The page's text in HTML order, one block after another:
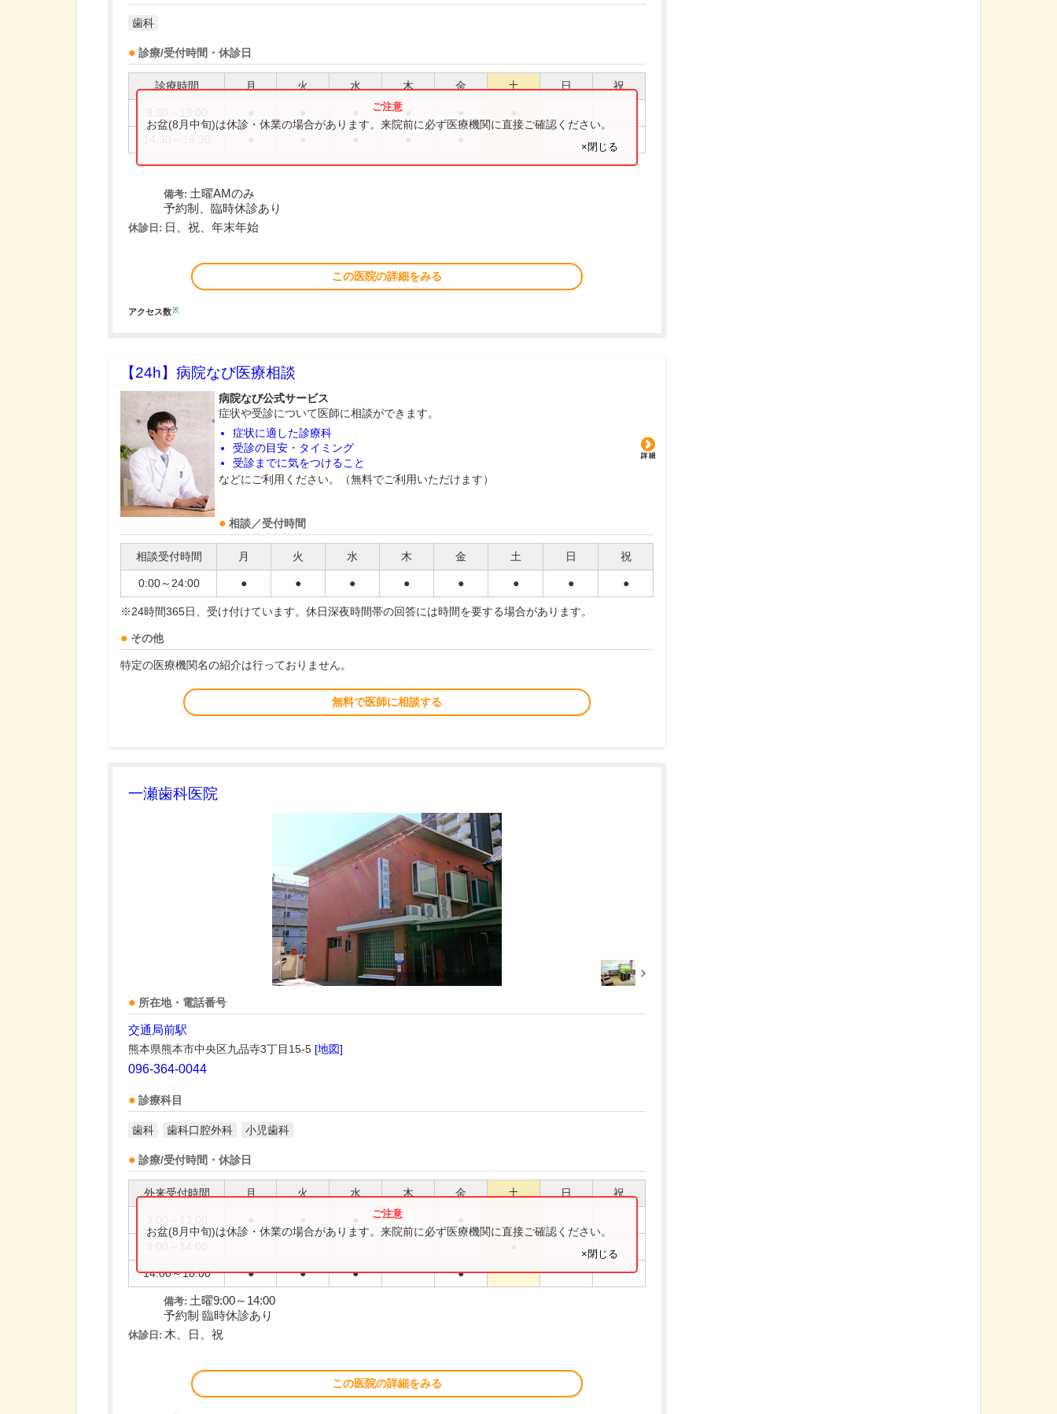
歯科
診療/受付時間・休診日
診療時間 月 火 水 木 金 土 日 祝
お盆(8月中旬)は休診・休業の場合があります。来院前に必ず医療機関に直接ご確認ください。
×閉じる
備考: 土曜AMのみ
予約制、臨時休診あり
休診日: 日、祝、年末年始
この医院の詳細をみる
アクセス数※
【24h】 病院なび医療相談
病院なび公式サービス
症状や受診について医師に相談ができます。
症状に適した診療科
受診の目安・タイミング
受診までに気をつけること
などにご利用ください。（無料でご利用いただけます）
相談／受付時間
相談受付時間 月 火 水 木 金 土 日 祝
0:00～24:00 ● ● ● ● ● ● ● ●
※24時間365日、受け付けています。休日深夜時間帯の回答には時間を要する場合があります。
その他
特定の医療機関名の紹介は行っておりません。
無料で医師に相談する
一瀬歯科医院
所在地・電話番号
交通局前駅
熊本県熊本市中央区九品寺3丁目15-5 [地図]
096-364-0044
診療科目
歯科 歯科口腔外科 小児歯科
診療/受付時間・休診日
外来受付時間 月 火 水 木 金 土 日 祝
14:00～18:00 ● ● ● ●
お盆(8月中旬)は休診・休業の場合があります。来院前に必ず医療機関に直接ご確認ください。
×閉じる
備考: 土曜9:00～14:00
予約制 臨時休診あり
休診日: 木、日、祝
この医院の詳細をみる